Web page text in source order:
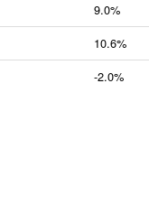
9.0%
10.6%
-2.0%